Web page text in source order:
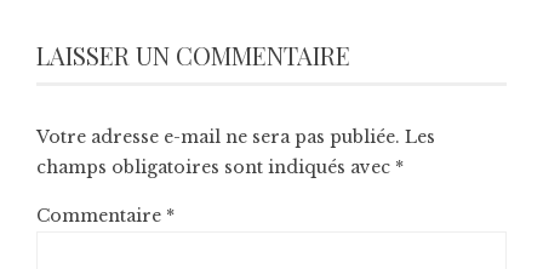
LAISSER UN COMMENTAIRE
Votre adresse e-mail ne sera pas publiée. Les
champs obligatoires sont indiqués avec *
Commentaire *